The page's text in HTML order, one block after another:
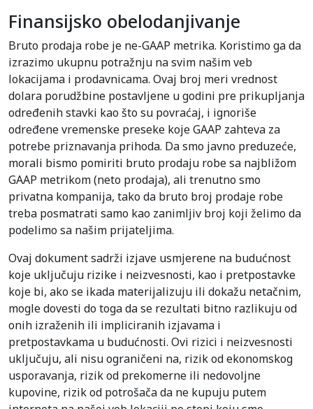
Finansijsko obelodanjivanje
Bruto prodaja robe je ne-GAAP metrika. Koristimo ga da
izrazimo ukupnu potražnju na svim našim veb
lokacijama i prodavnicama. Ovaj broj meri vrednost
dolara porudžbine postavljene u godini pre prikupljanja
određenih stavki kao što su povraćaj, i ignoriše
određene vremenske preseke koje GAAP zahteva za
potrebe priznavanja prihoda. Da smo javno preduzeće,
morali bismo pomiriti bruto prodaju robe sa najbližom
GAAP metrikom (neto prodaja), ali trenutno smo
privatna kompanija, tako da bruto broj prodaje robe
treba posmatrati samo kao zanimljiv broj koji želimo da
podelimo sa našim prijateljima.
Ovaj dokument sadrži izjave usmjerene na budućnost
koje uključuju rizike i neizvesnosti, kao i pretpostavke
koje bi, ako se ikada materijalizuju ili dokažu netačnim,
mogle dovesti do toga da se rezultati bitno razlikuju od
onih izraženih ili impliciranih izjavama i
pretpostavkama u budućnosti. Ovi rizici i neizvesnosti
uključuju, ali nisu ograničeni na, rizik od ekonomskog
usporavanja, rizik od prekomerne ili nedovoljne
kupovine, rizik od potrošača da ne kupuju putem